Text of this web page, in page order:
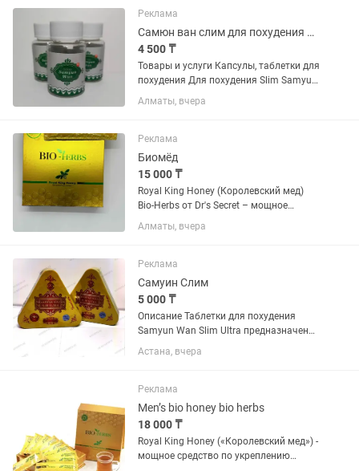
тестостерона у мужчин и эстрогена у
женщин, что...
Реклама
Самюн ван слим для похудения Оригинал.
4 500 ₸
Товары и услуги Капсулы, таблетки для
похудения Для похудения Slim Samyun
Wan (Слим Самуин Ван) 30 кап Для
похудения Slim Samyun Wan (Слим
Samyun Wan (Слим...
Алматы, вчера
Реклама
Биомёд
15 000 ₸
Royal King Honey (Королевский мед)
Bio-Herbs от Dr's Secret – мощное
средство по укреплению мужского
здоровья из меда и экзотических трав.
Алматы, вчера
Реклама
Самуин Слим
5 000 ₸
Описание Таблетки для похудения
Samyun Wan Slim Ultra предназначены
для людей в возрасте 18-65 лет. Они
помогают: сбросить вес; избавиться от
ягодицах,...
Астана, вчера
Реклама
Men’s bio honey bio herbs
18 000 ₸
Royal King Honey («Королевский мед») -
мощное средство по укреплению